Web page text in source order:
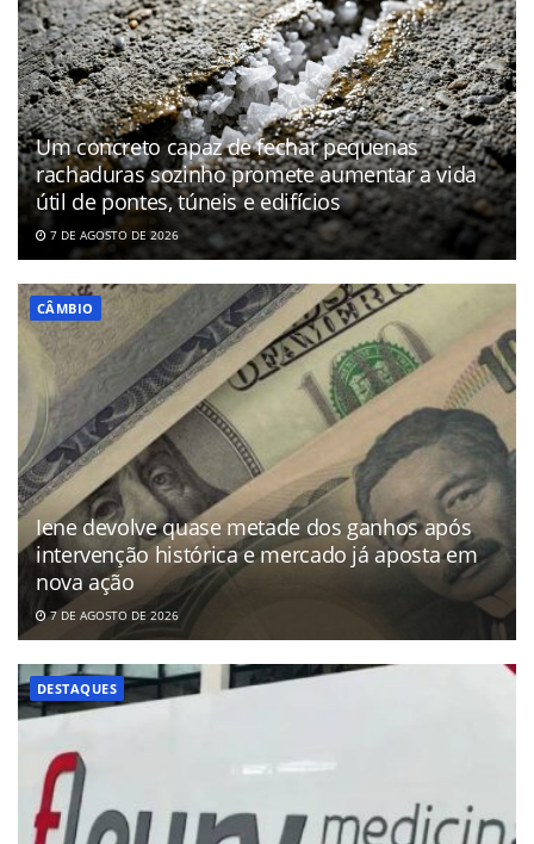
Um concreto capaz de fechar pequenas
rachaduras sozinho promete aumentar a vida
útil de pontes, túneis e edifícios
7 DE AGOSTO DE 2026
CÂMBIO
Iene devolve quase metade dos ganhos após
intervenção histórica e mercado já aposta em
nova ação
7 DE AGOSTO DE 2026
DESTAQUES